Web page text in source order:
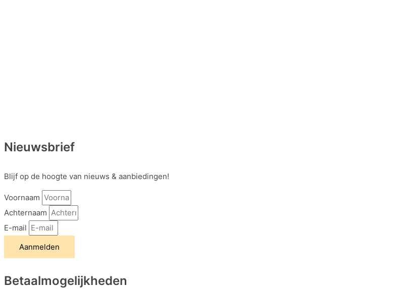
Nieuwsbrief
Blijf op de hoogte van nieuws & aanbiedingen!
Voornaam
Achternaam
E-mail
Aanmelden
Betaalmogelijkheden